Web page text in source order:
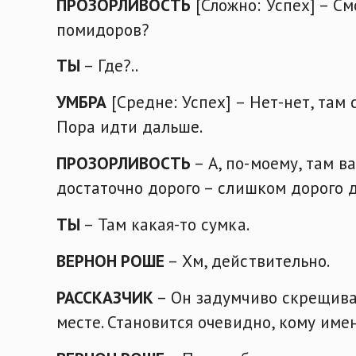
помидоров?
ТЫ – Где?..
УМБРА [Средне: Успех] – Нет-нет,
Пора идти дальше.
ПРОЗОРЛИВОСТЬ – А, по-моему, там
достаточно дорого – слишком дорого
ТЫ – Там какая-то сумка.
ВЕРНОН РОШЕ – Хм, действительно.
РАССКАЗЧИК – Он задумчиво
месте. Становится очевидно, кому